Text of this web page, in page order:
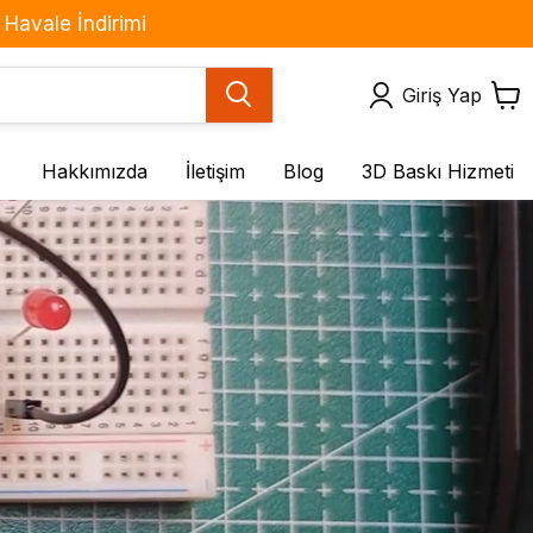
İndirimi
Giriş Yap
Motor ve Sürücüler
BLDC Motorlar
DC Motorlar
Fan Çeşitleri
Redüktörlü DC Motorlar
Servo Motorlar
Step Motorlar
Step Motor Sürücü
Kartları
Sensör ve Modüller
(IMU) Çoklu Sensör
Kartları
Basınç Sensörleri
Gaz Sensörleri
Hareket & Ses
Sensörleri
Işık / Renk
Kuvvet / Titreşim / Eğim
Hakkımızda İletişim Blog 3D Baskı Hizmeti